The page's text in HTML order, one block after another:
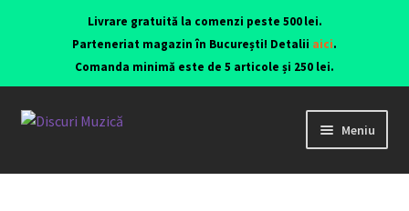
Livrare gratuită la comenzi peste 500 lei.
Parteneriat magazin în București! Detalii aici.
Comanda minimă este de 5 articole și 250 lei.
Meniu
Viniluri ediții originale anii 70-90